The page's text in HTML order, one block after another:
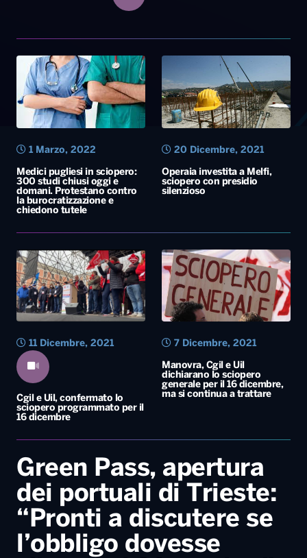
Medici pugliesi in sciopero:
300 studi chiusi oggi e
domani. Protestano contro
la burocratizzazione e
chiedono tutele
1 Marzo, 2022
Operaia investita a Melfi,
sciopero con presidio
silenzioso
20 Dicembre, 2021
Cgil e Uil, confermato lo
sciopero programmato per il
16 dicembre
11 Dicembre, 2021
Manovra, Cgil e Uil
dichiarano lo sciopero
generale per il 16 dicembre,
ma si continua a trattare
7 Dicembre, 2021
Green Pass, apertura
dei portuali di Trieste:
“Pronti a discutere se
l’obbligo dovesse